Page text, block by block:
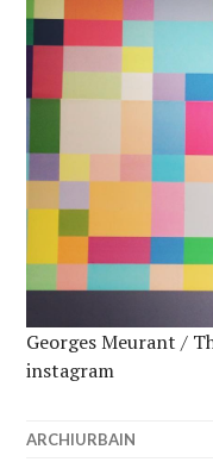
Georges Meurant /
instagram
ARCHIURBAIN